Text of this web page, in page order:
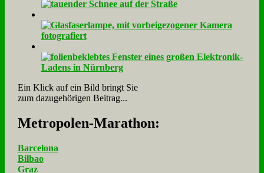
Ein Klick auf ein Bild bringt Sie
zum dazugehörigen Beitrag...
Me­tro­po­len-Ma­ra­thon:
Barcelona
Bilbao
Graz